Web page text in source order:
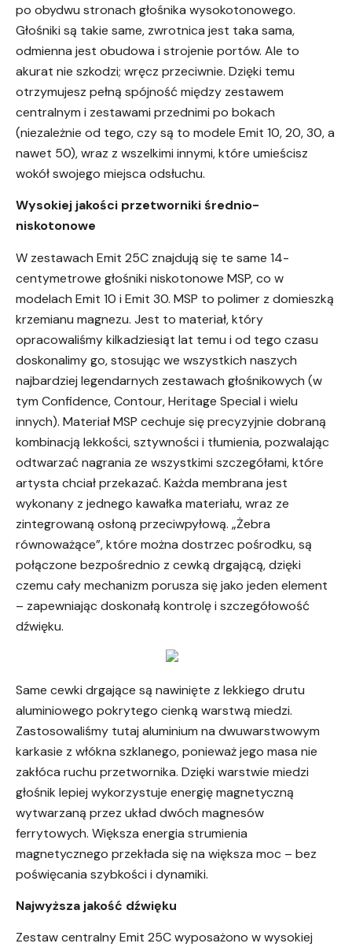
po obydwu stronach głośnika wysokotonowego.
Głośniki są takie same, zwrotnica jest taka sama,
odmienna jest obudowa i strojenie portów. Ale to
akurat nie szkodzi; wręcz przeciwnie. Dzięki temu
otrzymujesz pełną spójność między zestawem
centralnym i zestawami przednimi po bokach
(niezależnie od tego, czy są to modele Emit 10, 20, 30, a
nawet 50), wraz z wszelkimi innymi, które umieścisz
wokół swojego miejsca odsłuchu.
Wysokiej jakości przetworniki średnio-
niskotonowe
W zestawach Emit 25C znajdują się te same 14-
centymetrowe głośniki niskotonowe MSP, co w
modelach Emit 10 i Emit 30. MSP to polimer z domieszką
krzemianu magnezu. Jest to materiał, który
opracowaliśmy kilkadziesiąt lat temu i od tego czasu
doskonalimy go, stosując we wszystkich naszych
najbardziej legendarnych zestawach głośnikowych (w
tym Confidence, Contour, Heritage Special i wielu
innych). Materiał MSP cechuje się precyzyjnie dobraną
kombinacją lekkości, sztywności i tłumienia, pozwalając
odtwarzać nagrania ze wszystkimi szczegółami, które
artysta chciał przekazać. Każda membrana jest
wykonany z jednego kawałka materiału, wraz ze
zintegrowaną osłoną przeciwpyłową. „Żebra
równoważące”, które można dostrzec pośrodku, są
połączone bezpośrednio z cewką drgającą, dzięki
czemu cały mechanizm porusza się jako jeden element
– zapewniając doskonałą kontrolę i szczegółowość
dźwięku.
Same cewki drgające są nawinięte z lekkiego drutu
aluminiowego pokrytego cienką warstwą miedzi.
Zastosowaliśmy tutaj aluminium na dwuwarstwowym
karkasie z włókna szklanego, ponieważ jego masa nie
zakłóca ruchu przetwornika. Dzięki warstwie miedzi
głośnik lepiej wykorzystuje energię magnetyczną
wytwarzaną przez układ dwóch magnesów
ferrytowych. Większa energia strumienia
magnetycznego przekłada się na większa moc – bez
poświęcania szybkości i dynamiki.
Najwyższa jakość dźwięku
Zestaw centralny Emit 25C wyposażono w wysokiej